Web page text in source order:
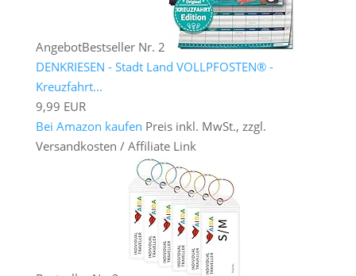
AngebotBestseller Nr. 2
DENKRIESEN - Stadt Land VOLLPFOSTEN® -
Kreuzfahrt...
9,99 EUR
Bei Amazon kaufen Preis inkl. MwSt., zzgl.
Versandkosten / Affiliate Link